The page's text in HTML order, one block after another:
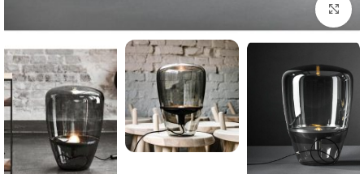
بزرگنمایی تصویر